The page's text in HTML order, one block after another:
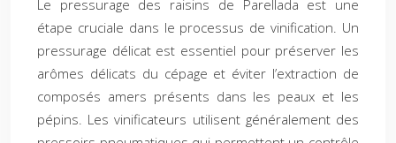
Le pressurage des raisins de Parellada est une
étape cruciale dans le processus de vinification. Un
pressurage délicat est essentiel pour préserver les
arômes délicats du cépage et éviter l’extraction de
composés amers présents dans les peaux et les
pépins. Les vinificateurs utilisent généralement des